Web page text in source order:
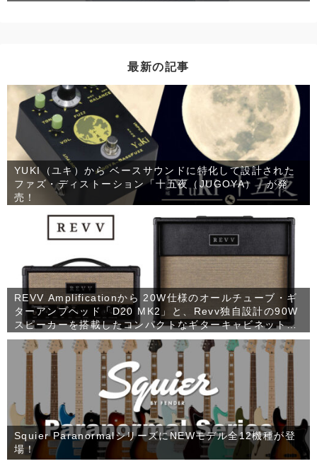
最新の記事
YUKI（ユキ）から ベースサウンドに特化して設計された
ファズ・ディストーション「十五夜（JUGOYA）」が発
売！
REVV Amplificationから 20W仕様のオールチューブ・ギ
ターアンプヘッド「D20 MK2」と、Revv独自設計の90W
スピーカーを搭載したコンパクトなギターキャビネット
「1×12 RV90」が発売！
Squier ParanormalシリーズにNEWモデル全12機種が登
場！